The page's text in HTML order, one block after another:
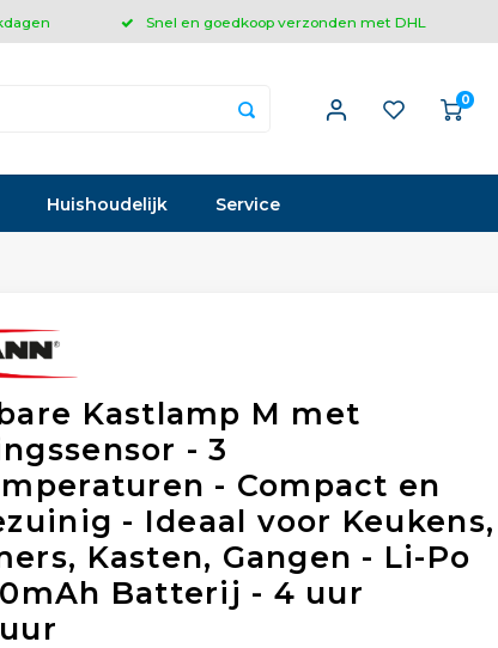
Snel en goedkoop verzonden met DHL
0
Huishoudelijk Service
Kastlamp M met
- 3
- Compact en
- Ideaal voor Keukens,
Kasten, Gangen - Li-Po
Batterij - 4 uur